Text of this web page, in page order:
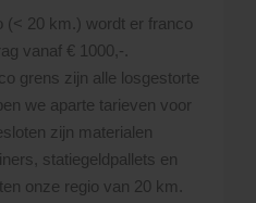
(< 20 km.) wordt er franco
vanaf € 1000,-.
grens zijn alle losgestorte
we aparte tarieven voor
zijn materialen
statiegeldpallets en
onze regio van 20 km.